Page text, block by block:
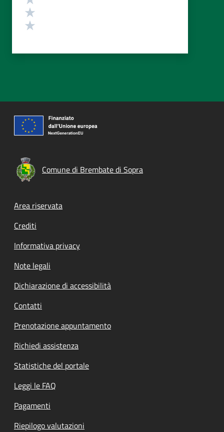
Comune di Brembate di Sopra
Footer menu
Area riservata
Crediti
Informativa privacy
Note legali
Dichiarazione di accessibilità
Contatti
Prenotazione appuntamento
Richiedi assistenza
Statistiche del portale
Leggi le FAQ
Pagamenti
Riepilogo valutazioni